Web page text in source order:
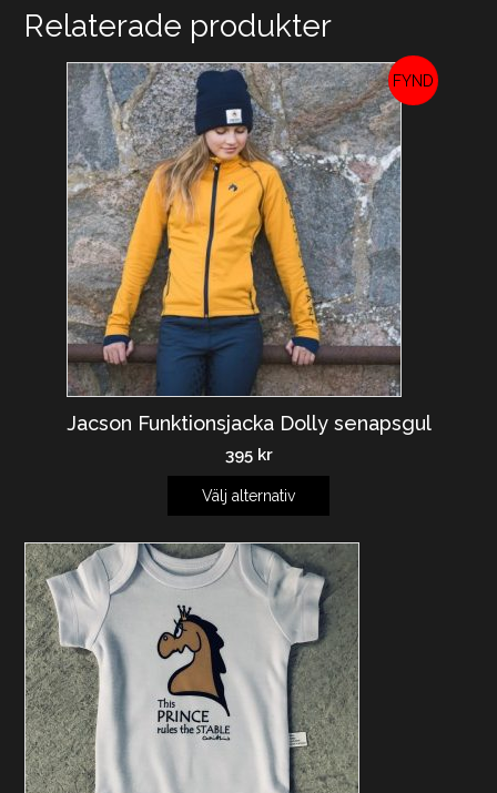
Relaterade produkter
REA!
Jacson Funktionsjacka Dolly senapsgul
395 kr
Välj alternativ